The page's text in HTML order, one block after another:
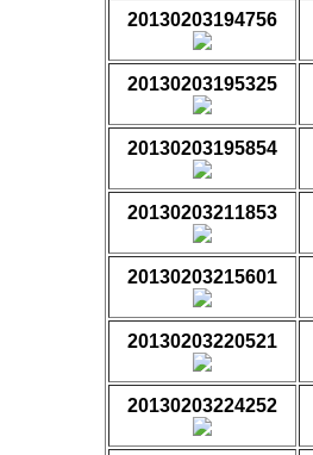
20130203194756
20130203195325
20130203195854
20130203211853
20130203215601
20130203220521
20130203224252